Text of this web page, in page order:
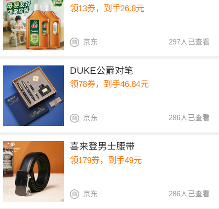
领13券，到手26.8元
297人已查看
京东
DUKE公爵对笔
领78券，到手46.84元
286人已查看
京东
喜来登男士腰带
领179券，到手49元
286人已查看
京东